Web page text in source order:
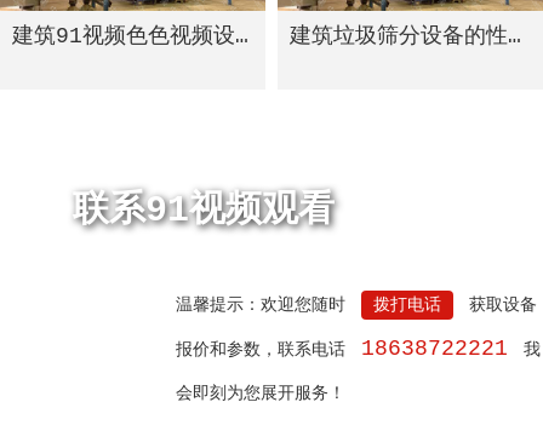
建筑91视频色色视频设备的可循环经济模式
建筑垃圾筛分设备的性能
联系91视频观看
温馨提示：欢迎您随时 拨打电话 获取设备
报价和参数，联系电话 18638722221
会即刻为您展开服务！